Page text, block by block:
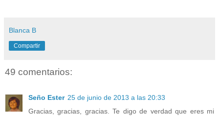
Blanca B
Compartir
49 comentarios:
Seño Ester 25 de junio de 2013 a las 20:33
Gracias, gracias, gracias. Te digo de verdad que eres mi